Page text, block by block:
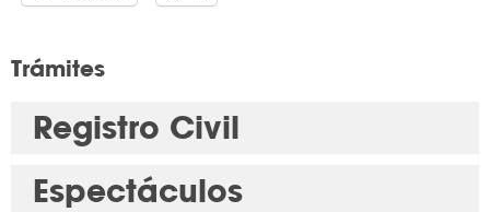
Trámites
Registro Civil
Espectáculos